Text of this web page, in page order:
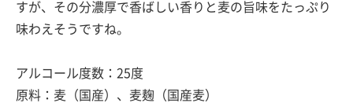
すが、その分濃厚で香ばしい香りと麦の旨味をたっぷり
味わえそうですね。
アルコール度数：25度
原料：麦（国産）、麦麹（国産麦）